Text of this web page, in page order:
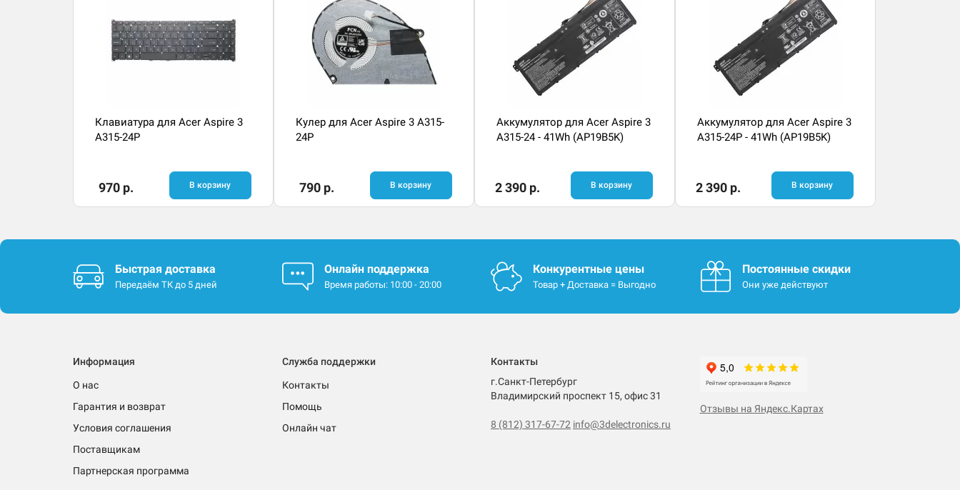
Клавиатура для Acer Aspire 3
A315-24P
970 р. В корзину
Кулер для Acer Aspire 3 A315-
24P
790 р. В корзину
Аккумулятор для Acer Aspire 3
A315-24 - 41Wh (AP19B5K)
2 390 р. В корзину
Аккумулятор для Acer Aspire 3
A315-24P - 41Wh (AP19B5K)
2 390 р. В корзину
Быстрая доставка
Передаём ТК до 5 дней
Онлайн поддержка
Время работы: 10:00 - 20:00
Конкурентные цены
Товар + Доставка = Выгодно
Постоянные скидки
Они уже действуют
Информация
О нас
Гарантия и возврат
Условия соглашения
Поставщикам
Партнерская программа
Служба поддержки
Контакты
Помощь
Онлайн чат
Контакты
г.Санкт-Петербург
Владимирский проспект 15, офис 31
8 (812) 317-67-72 info@3delectronics.ru
Отзывы на Яндекс.Картах